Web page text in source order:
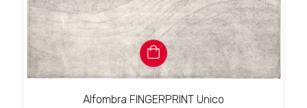
Alfombra FINGERPRINT Unico